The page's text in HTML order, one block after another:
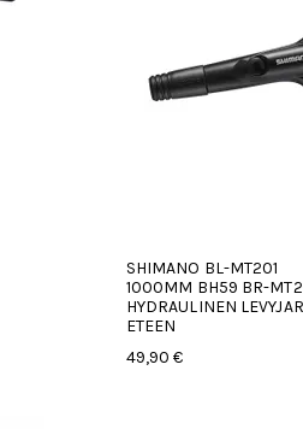
SHIMANO BL-MT201
1000MM BH59 BR-
HYDRAULINEN
ETEEN
49,90 €